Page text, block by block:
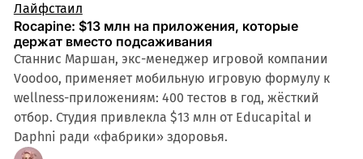
Лайфстаил
Rocapine: $13 млн на приложения, которые
держат вместо подсаживания
Станнис Маршан, экс-менеджер игровой компании
Voodoo, применяет мобильную игровую формулу к
wellness-приложениям: 400 тестов в год, жёсткий
отбор. Студия привлекла $13 млн от Educapital и
Daphni ради «фабрики» здоровья.